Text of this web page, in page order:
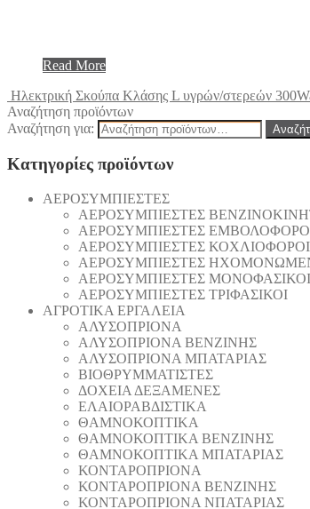
Read More
Ηλεκτρική Σκούπα Κλάσης L υγρών/στερεών
Αναζήτηση προϊόντων
Αναζήτηση για:
Κατηγορίες προϊόντων
AEΡΟΣΥΜΠΙΕΣΤΕΣ
AEΡΟΣΥΜΠΙΕΣΤΕΣ
AEΡΟΣΥΜΠΙΕΣΤΕΣ
AEΡΟΣΥΜΠΙΕΣΤΕΣ ΚΟΧΛΙΟΦΟΡΟΙ
ΑΕΡΟΣΥΜΠΙΕΣΤΕΣ
ΑΕΡΟΣΥΜΠΙΕΣΤΕΣ ΜΟΝΟΦΑΣΙΚΟΙ
ΑΕΡΟΣΥΜΠΙΕΣΤΕΣ ΤΡΙΦΑΣΙΚΟΙ
ΑΓΡΟΤΙΚΑ ΕΡΓΑΛΕΙΑ
AΛΥΣΟΠΡΙΟΝΑ
AΛΥΣΟΠΡΙΟΝΑ ΒΕΝΖΙΝΗΣ
AΛΥΣΟΠΡΙΟΝΑ ΜΠΑΤΑΡΙΑΣ
ΒΙΟΘΡΥΜΜΑΤΙΣΤΕΣ
ΔΟΧΕΙΑ ΔΕΞΑΜΕΝΕΣ
ΕΛΑΙΟΡΑΒΔΙΣΤΙΚΑ
ΘAΜΝΟΚΟΠΤΙΚΑ
ΘAΜΝΟΚΟΠΤΙΚΑ ΒΕΝΖΙΝΗΣ
ΘAΜΝΟΚΟΠΤΙΚΑ ΜΠΑΤΑΡΙΑΣ
ΚΟΝΤΑΡΟΠΡΙΟΝΑ
ΚΟΝΤΑΡΟΠΡΙΟΝΑ ΒΕΝΖΙΝΗΣ
ΚΟΝΤΑΡΟΠΡΙΟΝΑ ΝΠΑΤΑΡΙΑΣ